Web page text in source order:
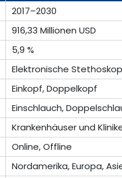
2017–2030
916,33 Millionen USD
5,9 %
Elektronische
Einkopf, Doppelkopf
Einschlauch,
Krankenhäuser und
Online, Offline
Nordamerika, Europa,